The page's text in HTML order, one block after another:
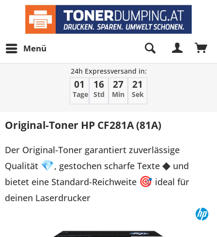
Menü
24h Expressversand in:
01
Tage
16
Std
27
Min
21
Sek
Original-Toner HP CF281A (81A)
Der Original-Toner garantiert zuverlässige
Qualität 💎, gestochen scharfe Texte ◆ und
bietet eine Standard-Reichweite 🎯 ideal für
deinen Laserdrucker